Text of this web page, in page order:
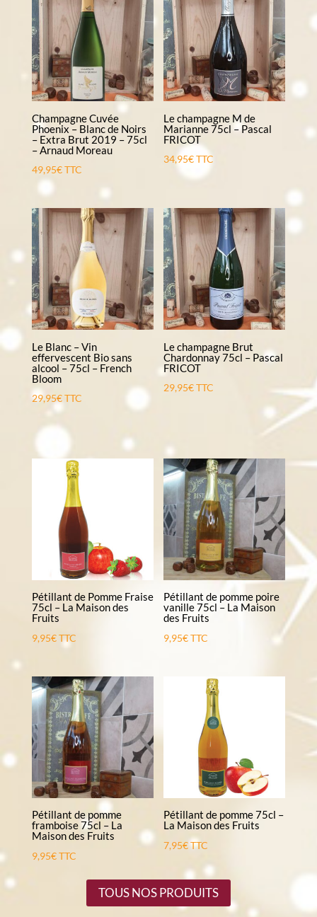
Champagne Cuvée
Phoenix – Blanc de Noirs
– Extra Brut 2019 – 75cl
– Arnaud Moreau
49,95€TTC
Le champagne M de
Marianne 75cl – Pascal
FRICOT
34,95€TTC
Le Blanc – Vin
effervescent Bio sans
alcool – 75cl – French
Bloom
29,95€TTC
Le champagne Brut
Chardonnay 75cl – Pascal
FRICOT
29,95€TTC
Pétillant de Pomme Fraise
75cl – La Maison des
Fruits
9,95€TTC
Pétillant de pomme poire
vanille 75cl – La Maison
des Fruits
9,95€TTC
Pétillant de pomme
framboise 75cl – La
Maison des Fruits
9,95€TTC
Pétillant de pomme 75cl –
La Maison des Fruits
7,95€TTC
TOUS NOS PRODUITS